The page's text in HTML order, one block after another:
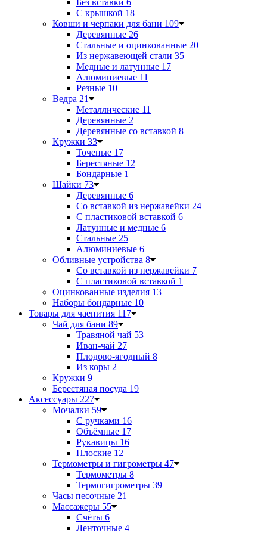
Без вставки 6
С крышкой 18
Ковши и черпаки для бани 109
Деревянные 26
Стальные и оцинкованные 20
Из нержавеющей стали 35
Медные и латунные 17
Алюминиевые 11
Резные 10
Ведра 21
Металлические 11
Деревянные 2
Деревянные со вставкой 8
Кружки 33
Точеные 17
Берестяные 12
Бондарные 1
Шайки 73
Деревянные 6
Со вставкой из нержавейки 24
С пластиковой вставкой 6
Латунные и медные 6
Стальные 25
Алюминиевые 6
Обливные устройства 8
Со вставкой из нержавейки 7
С пластиковой вставкой 1
Оцинкованные изделия 13
Наборы бондарные 10
Товары для чаепития 117
Чай для бани 89
Травяной чай 53
Иван-чай 27
Плодово-ягодный 8
Из коры 2
Кружки 9
Берестяная посуда 19
Аксессуары 227
Мочалки 59
С ручками 16
Объёмные 17
Рукавицы 16
Плоские 12
Термометры и гигрометры 47
Термометры 8
Термогигрометры 39
Часы песочные 21
Массажеры 55
Счёты 6
Ленточные 4